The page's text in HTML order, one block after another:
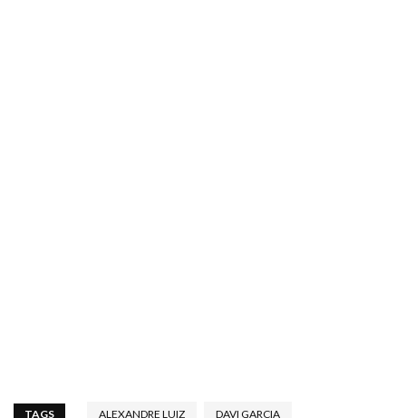
TAGS ALEXANDRE LUIZ DAVI GARCIA